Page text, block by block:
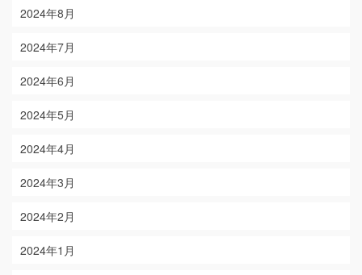
2024年8月
2024年7月
2024年6月
2024年5月
2024年4月
2024年3月
2024年2月
2024年1月